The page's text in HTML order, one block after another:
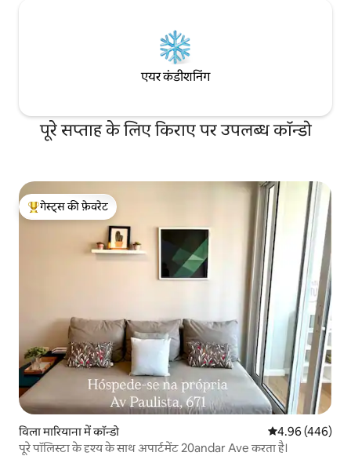
एयर कंडीशनिंग
पूरे सप्ताह के लिए किराए पर उपलब्ध कॉन्डो
गेस्ट्स का टॉप फ़ेवरेट
गेस्ट्स की फ़ेवरेट
विला मारियाना में कॉन्डो औसत रेटिंग 5 में से
4.96 (446)
पूरे पॉलिस्टा के दृश्य के साथ अपार्टमेंट 20andar Ave करता है।